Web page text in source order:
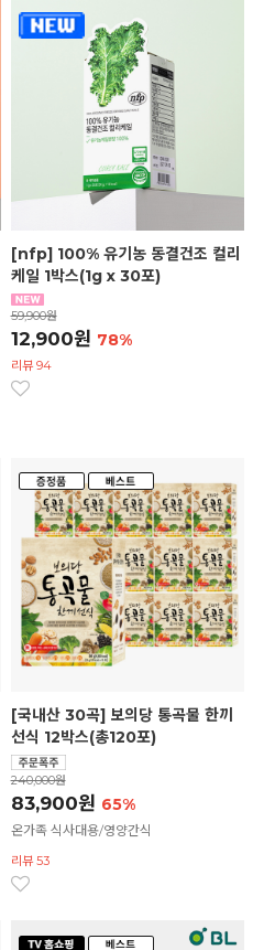
[nfp] 100% 유기농 동결건조 컬리
케일 1박스(1g x 30포)
59,900원
12,900원 78%
리뷰 94
[국내산 30곡] 보의당 통곡물 한끼
선식 12박스(총120포)
240,000원
83,900원 65%
온가족 식사대용/영양간식
리뷰 53